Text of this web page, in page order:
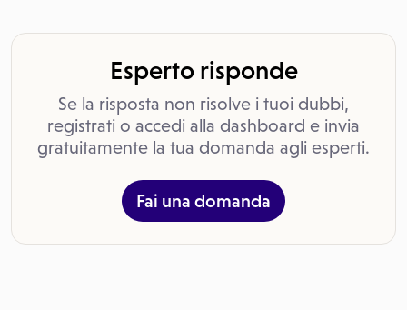
Esperto risponde
Se la risposta non risolve i tuoi dubbi,
registrati o accedi alla dashboard e invia
gratuitamente la tua domanda agli esperti.
Fai una domanda